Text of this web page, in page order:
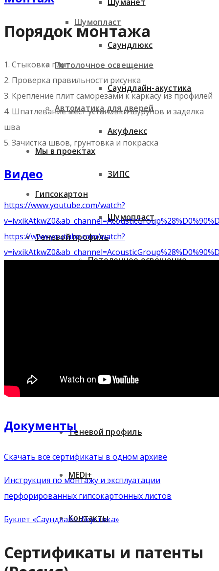
Шумопласт
Потолочное освещение
Автоматика для дверей
Мы в проектах
Гипсокартон
Теневой профиль
Саундлюкс
Саундлайн-акустика
Акуфлекс
ЗИПС
Шумопласт
Потолочное освещение
Теневой профиль
MEDi+
Контакты
Порядок монтажа
1. Стыковка плит
2. Проверка правильности рисунка
3. Крепление плит саморезами к каркасу из профилей
4. Шпатлевание мест установки шурупов и заделка
шва
5. Зачистка швов, грунтовка и покраска
Видео
https://www.youtube.com/watch?
https://www.youtube.com/watch?
Документы
Скачать все сертификаты в одном архиве
Инструкция по монтажу и эксплуатации
перфорированных гипсокартонных листов
Буклет «Саундлайн-Акустика»
Сертификаты и патенты